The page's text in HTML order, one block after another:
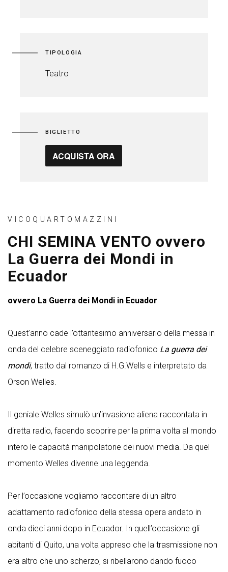
TIPOLOGIA
Teatro
BIGLIETTO
ACQUISTA ORA
VICOQUARTOMAZZINI
CHI SEMINA VENTO ovvero
La Guerra dei Mondi in
Ecuador
ovvero La Guerra dei Mondi in Ecuador
Quest’anno cade l’ottantesimo anniversario della messa in
onda del celebre sceneggiato radiofonico La guerra dei
mondi, tratto dal romanzo di H.G.Wells e interpretato da
Orson Welles.
Il geniale Welles simulò un’invasione aliena raccontata in
diretta radio, facendo scoprire per la prima volta al mondo
intero le capacità manipolatorie dei nuovi media. Da quel
momento Welles divenne una leggenda.
Per l’occasione vogliamo raccontare di un altro
adattamento radiofonico della stessa opera andato in
onda dieci anni dopo in Ecuador. In quell’occasione gli
abitanti di Quito, una volta appreso che la trasmissione non
era altro che uno scherzo, si ribellarono dando fuoco